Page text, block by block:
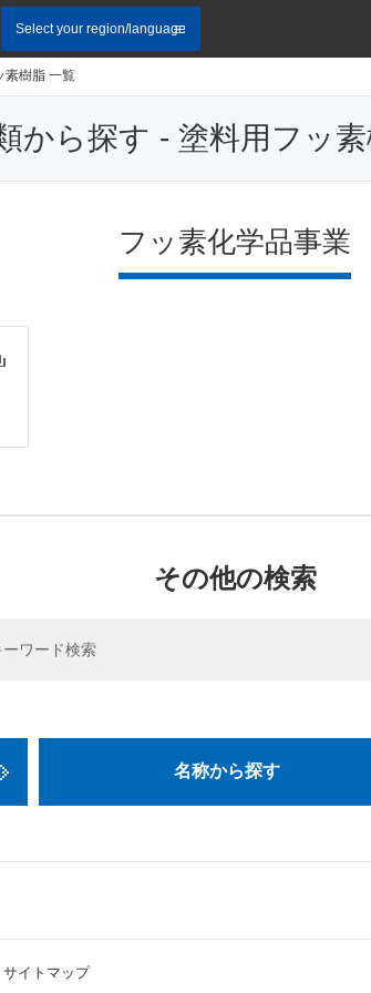
Select your region/language
素樹脂 一覧
から探す - 塗料用フッ
フッ素化学品事業
その他の検索
名称から探す
サイトマップ